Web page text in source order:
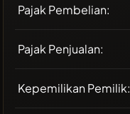
Pajak Pembelian:
Pajak Penjualan:
Kepemilikan Pemilik: